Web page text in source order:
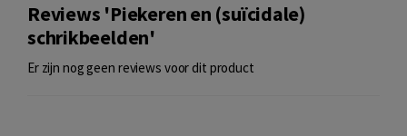
Reviews 'Piekeren en (suïcidale)
schrikbeelden'
Er zijn nog geen reviews voor dit product